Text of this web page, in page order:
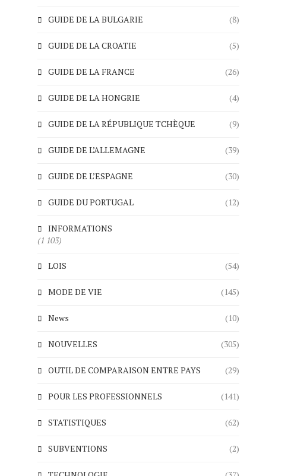
GUIDE DE LA BULGARIE (8)
GUIDE DE LA CROATIE (5)
GUIDE DE LA FRANCE (26)
GUIDE DE LA HONGRIE (4)
GUIDE DE LA RÉPUBLIQUE TCHÈQUE (9)
GUIDE DE L’ALLEMAGNE (39)
GUIDE DE L’ESPAGNE (30)
GUIDE DU PORTUGAL (12)
INFORMATIONS
(1 103)
LOIS (54)
MODE DE VIE (145)
News (10)
NOUVELLES (305)
OUTIL DE COMPARAISON ENTRE PAYS (29)
POUR LES PROFESSIONNELS (141)
STATISTIQUES (62)
SUBVENTIONS (2)